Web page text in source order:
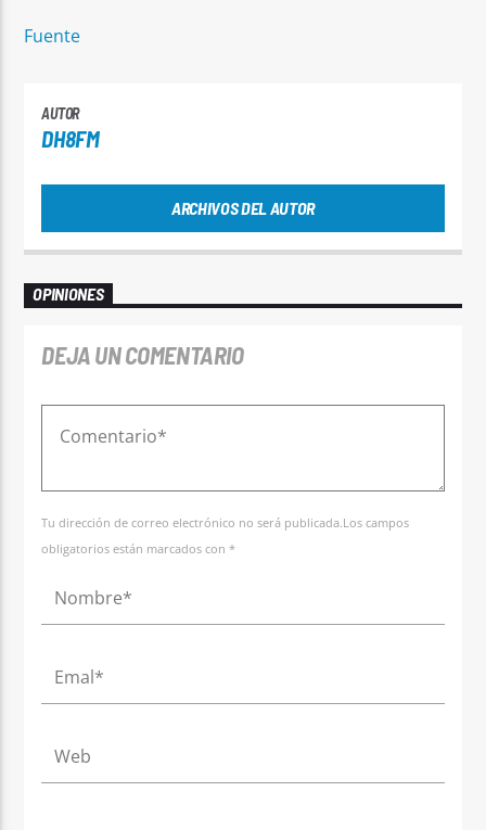
Fuente
AUTOR
DH8FM
ARCHIVOS DEL AUTOR
OPINIONES
DEJA UN COMENTARIO
Tu dirección de correo electrónico no será publicada.Los campos
obligatorios están marcados con *